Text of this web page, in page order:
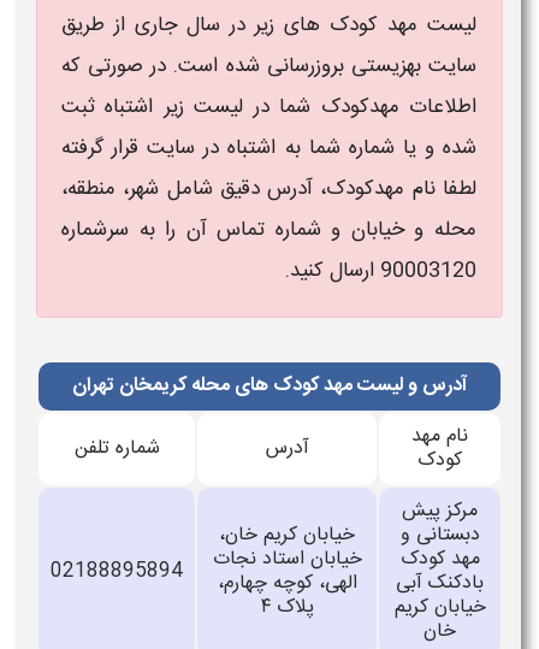
لیست مهد کودک های زیر در سال جاری از طریق
سایت بهزیستی بروزرسانی شده است. در صورتی که
اطلاعات مهدکودک شما در لیست زیر اشتباه ثبت
شده و یا شماره شما به اشتباه در سایت قرار گرفته
لطفا نام مهدکودک، آدرس دقیق شامل شهر، منطقه،
محله و خیابان و شماره تماس آن را به سرشماره
90003120 ارسال کنید.
آدرس و لیست مهد کودک های محله کریمخان تهران
نام مهد
کودک آدرس
شماره تلفن
مرکز پیش
دبستانی و
مهد کودک
بادکنک آبی
خیابان کریم
خان
خیابان کریم خان،
خیابان استاد نجات
الهی، کوچه چهارم،
پلاک ۴
02188895894